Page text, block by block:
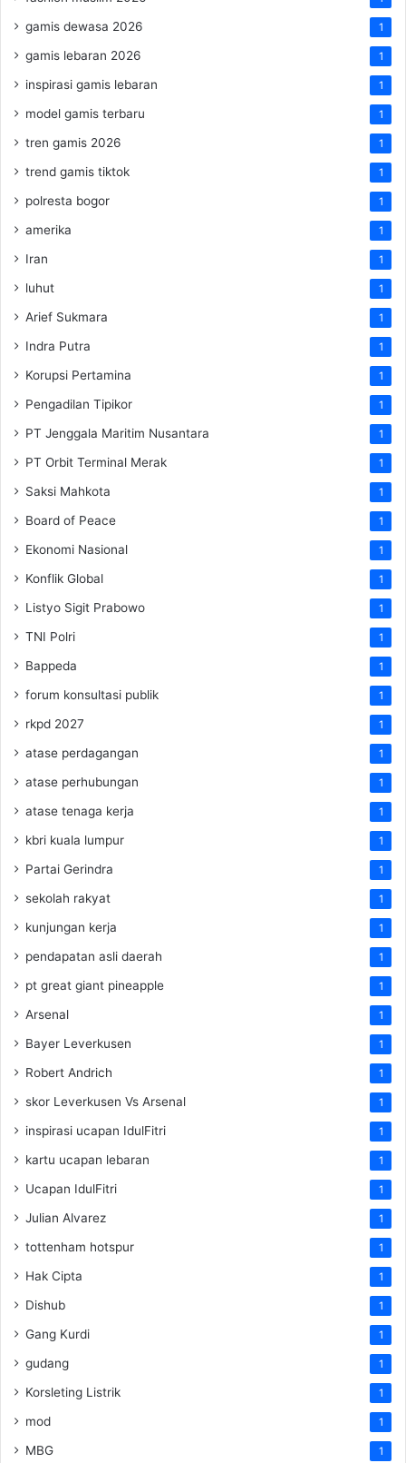
gamis dewasa 2026 1
gamis lebaran 2026 1
inspirasi gamis lebaran 1
model gamis terbaru 1
tren gamis 2026 1
trend gamis tiktok 1
polresta bogor 1
amerika 1
Iran 1
luhut 1
Arief Sukmara 1
Indra Putra 1
Korupsi Pertamina 1
Pengadilan Tipikor 1
PT Jenggala Maritim Nusantara 1
PT Orbit Terminal Merak 1
Saksi Mahkota 1
Board of Peace 1
Ekonomi Nasional 1
Konflik Global 1
Listyo Sigit Prabowo 1
TNI Polri 1
Bappeda 1
forum konsultasi publik 1
rkpd 2027 1
atase perdagangan 1
atase perhubungan 1
atase tenaga kerja 1
kbri kuala lumpur 1
Partai Gerindra 1
sekolah rakyat 1
kunjungan kerja 1
pendapatan asli daerah 1
pt great giant pineapple 1
Arsenal 1
Bayer Leverkusen 1
Robert Andrich 1
skor Leverkusen Vs Arsenal 1
inspirasi ucapan IdulFitri 1
kartu ucapan lebaran 1
Ucapan IdulFitri 1
Julian Alvarez 1
tottenham hotspur 1
Hak Cipta 1
Dishub 1
Gang Kurdi 1
gudang 1
Korsleting Listrik 1
mod 1
MBG 1